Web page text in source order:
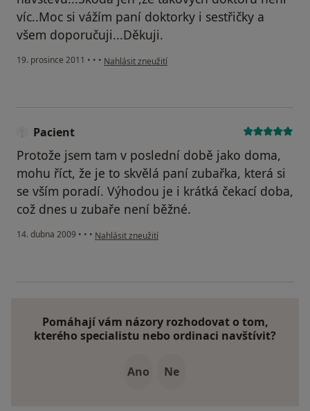
víc..Moc si vážím paní doktorky i sestřičky a
všem doporučuji...Děkuji.
19. prosince 2011 • • • podle názoru uživatele Pacient
Nahlásit zneužití
Pacient
Protože jsem tam v poslední době jako doma,
mohu říct, že je to skvělá paní zubařka, která si
se vším poradí. Výhodou je i krátká čekací doba,
což dnes u zubaře není běžné.
14. dubna 2009 • • • podle názoru uživatele Pacient
Nahlásit zneužití
Pomáhají vám názory rozhodovat o tom,
kterého specialistu nebo ordinaci navštívit?
Ano Ne